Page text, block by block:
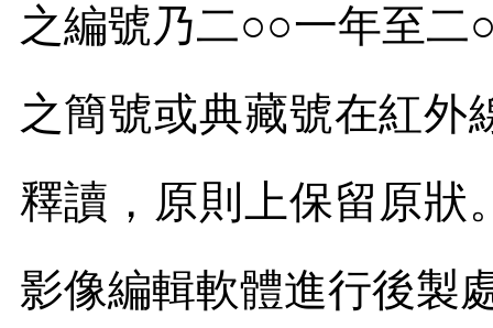
之編號乃二○○一年至二
之簡號或典藏號在紅外
釋讀，原則上保留原狀
影像編輯軟體進行後製